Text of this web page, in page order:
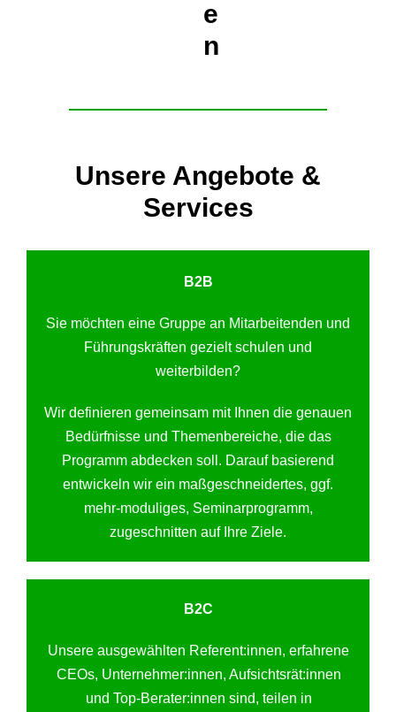
e
n
Unsere Angebote &
Services
B2B
Sie möchten eine Gruppe an Mitarbeitenden und
Führungskräften gezielt schulen und
weiterbilden?
Wir definieren gemeinsam mit Ihnen die genauen
Bedürfnisse und Themenbereiche, die das
Programm abdecken soll. Darauf basierend
entwickeln wir ein maßgeschneidertes, ggf.
mehr-moduliges, Seminarprogramm,
zugeschnitten auf Ihre Ziele.
B2C
Unsere ausgewählten Referent:innen, erfahrene
CEOs, Unternehmer:innen, Aufsichtsrät:innen
und Top-Berater:innen sind, teilen in